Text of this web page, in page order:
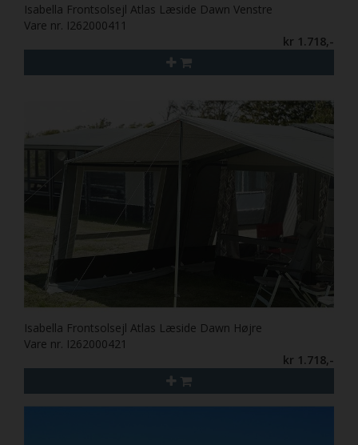
Isabella Frontsolsejl Atlas Læside Dawn Venstre
Vare nr. I262000411
kr 1.718,-
Isabella Frontsolsejl Atlas Læside Dawn Højre
Vare nr. I262000421
kr 1.718,-